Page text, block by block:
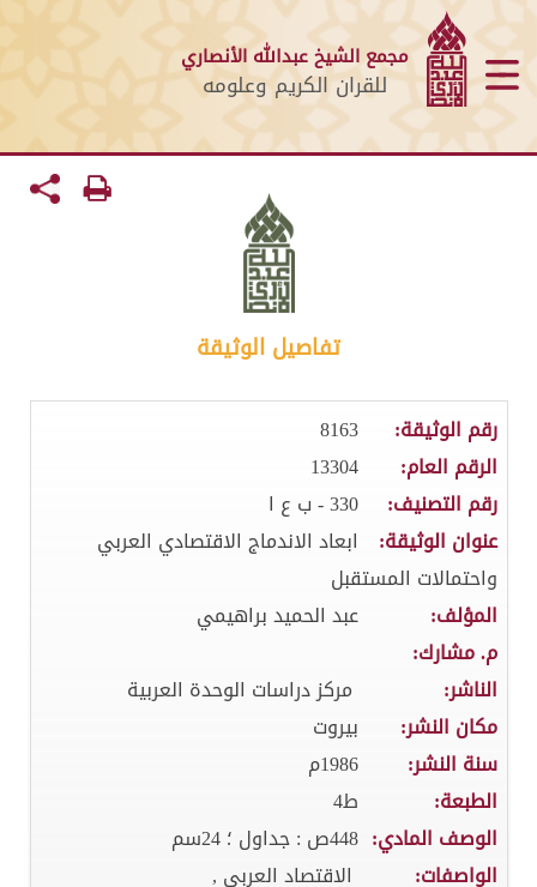
مجمع الشيخ عبدالله الأنصاري
للقران الكريم وعلومه
تفاصيل الوثيقة
رقم الوثيقة:
8163
الرقم العام:
13304
رقم التصنيف:
330 - ب ع ا
عنوان الوثيقة:
ابعاد الاندماج الاقتصادي العربي
واحتمالات المستقبل
المؤلف:
عبد الحميد براهيمي
م. مشارك:
الناشر:
مركز دراسات الوحدة العربية
مكان النشر:
بيروت
سنة النشر:
1986م
الطبعة:
ط4
الوصف المادي: 448ص : جداول ؛ 24سم
الواصفات:
الاقتصاد العربي ,